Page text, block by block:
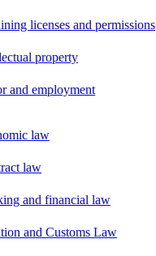
licenses and permissions
property
and employment
law
law
and financial law
and Customs Law